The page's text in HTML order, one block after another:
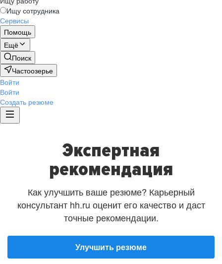
Ищу сотрудника
Сервисы
Помощь
Ещё
Поиск
Частоозерье
Войти
Войти
Создать резюме
Экспертная
рекомендация
Как улучшить ваше резюме? Карьерный
консультант hh.ru оценит его качество и даст
точные рекомендации.
Улучшить резюме